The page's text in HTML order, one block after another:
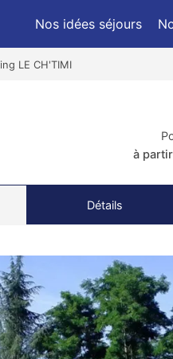
Nos idées séjours
LE CH'TIMI
à
Détails